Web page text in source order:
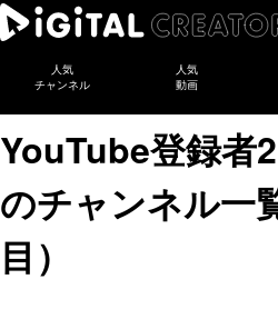
人気
チャンネル
人気
動画
YouTube登録者
のチャンネル一
目）